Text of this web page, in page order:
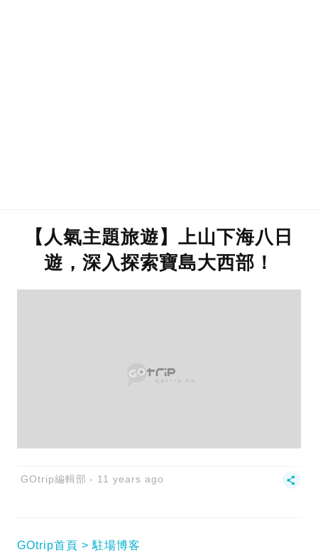
【人氣主題旅遊】上山下海八日
遊，深入探索寶島大西部！
GOtrip編輯部 11 years ago
GOtrip首頁 駐場博客